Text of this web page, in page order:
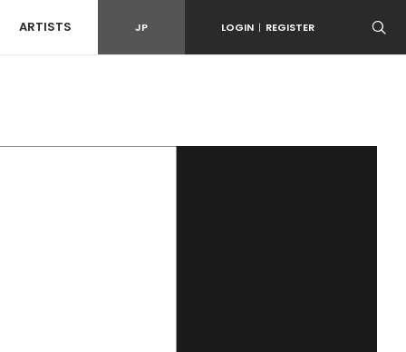
ARTISTS JP LOGIN | REGISTER